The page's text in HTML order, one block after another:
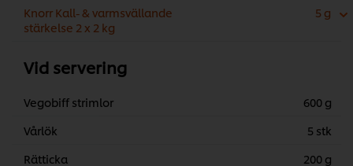
Knorr Kall- & varmsvällande
stärkelse 2 x 2 kg
5 g
Vid servering
Vegobiff strimlor
600 g
Vårlök
5 stk
Rätticka
200 g